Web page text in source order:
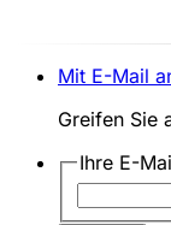
Mit E-Mail
Greifen Sie
Ihre E-